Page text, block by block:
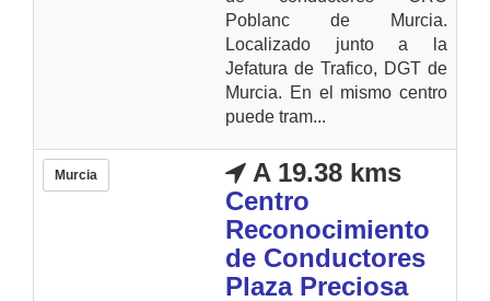
Poblanc de Murcia.
Localizado junto a la
Jefatura de Trafico, DGT de
Murcia. En el mismo centro
puede tram...
Murcia
A 19.38 kms
Centro
Reconocimiento
de Conductores
Plaza Preciosa